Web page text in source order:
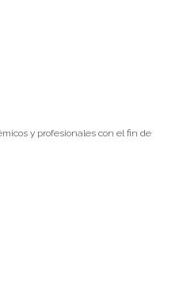
y profesionales con el fin de